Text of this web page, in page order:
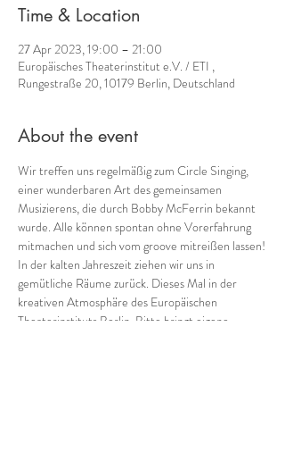
Time & Location
27 Apr 2023, 19:00 – 21:00
Europäisches Theaterinstitut e.V. / ETI ,
Rungestraße 20, 10179 Berlin, Deutschland
About the event
Wir treffen uns regelmäßig zum Circle Singing,
einer wunderbaren Art des gemeinsamen
Musizierens, die durch Bobby McFerrin bekannt
wurde. Alle können spontan ohne Vorerfahrung
mitmachen und sich vom groove mitreißen lassen!
In der kalten Jahreszeit ziehen wir uns in
gemütliche Räume zurück. Dieses Mal in der
kreativen Atmosphäre des Europäischen
Theaterinstituts Berlin. Bitte bringt eigene